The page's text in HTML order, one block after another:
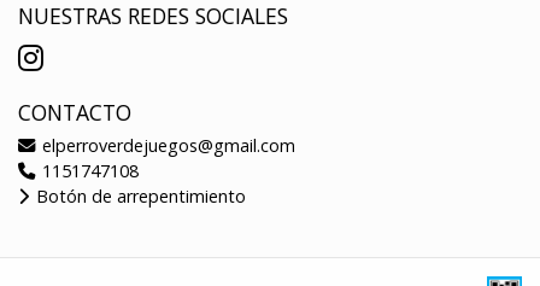
NUESTRAS REDES SOCIALES
CONTACTO
elperroverdejuegos@gmail.com
1151747108
Botón de arrepentimiento